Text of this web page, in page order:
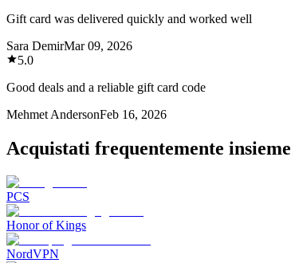
Gift card was delivered quickly and worked well
Sara DemirMar 09, 2026
5.0
Good deals and a reliable gift card code
Mehmet AndersonFeb 16, 2026
Acquistati frequentemente insieme
PCS
Honor of Kings
NordVPN